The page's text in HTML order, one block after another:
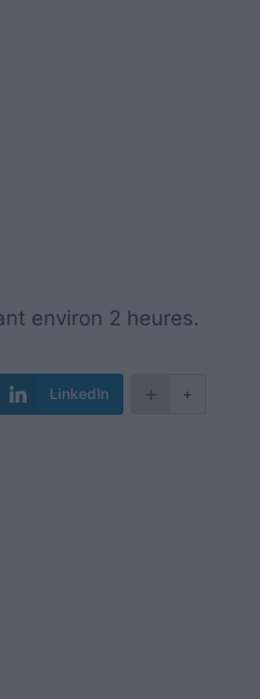
environ 2 heures.
LinkedIn +